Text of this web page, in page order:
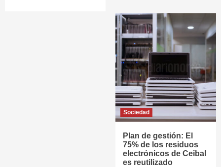
Sociedad
Plan de gestión: El
75% de los residuos
electrónicos de Ceibal
es reutilizado